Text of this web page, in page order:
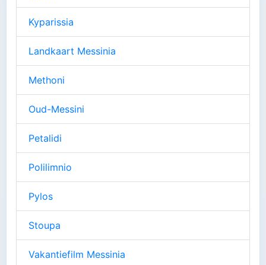
Kyparissia
Landkaart Messinia
Methoni
Oud-Messini
Petalidi
Polilimnio
Pylos
Stoupa
Vakantiefilm Messinia